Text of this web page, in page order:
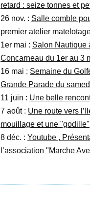
retard : seize tonnes et
26 nov. : Salle comble
premier atelier
1er mai : Salon Nautique
Concarneau du 1er au 3
16 mai : Semaine du
Grande Parade du
11 juin : Une belle
7 août : Une route vers
mouillage et une "godille"
8 déc. : Youtube ,
l’association "Marche